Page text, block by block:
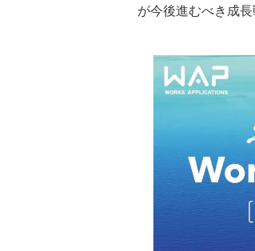
が今後進むべき成長